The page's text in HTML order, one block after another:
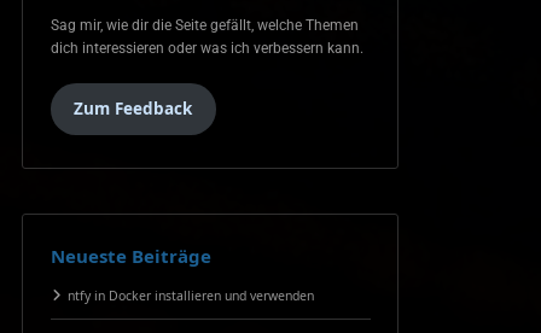
Sag mir, wie dir die Seite gefällt, welche Themen
dich interessieren oder was ich verbessern kann.
Zum Feedback
Neueste Beiträge
ntfy in Docker installieren und verwenden